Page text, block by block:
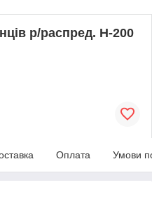
р/распред. Н-200
Оплата Умови